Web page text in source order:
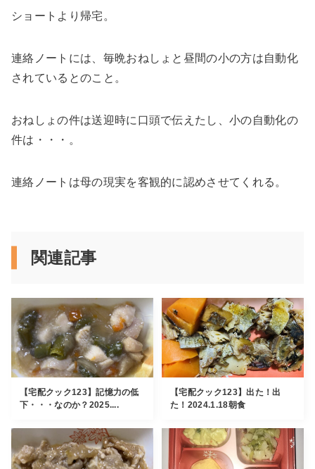
ショートより帰宅。
連絡ノートには、毎晩おねしょと昼間の小の方は自動化
されているとのこと。
おねしょの件は送迎時に口頭で伝えたし、小の自動化の
件は・・・。
連絡ノートは母の現実を客観的に認めさせてくれる。
関連記事
【宅配クック123】記憶力の低
下・・・なのか？2025....
【宅配クック123】出た！出
た！2024.1.18朝食